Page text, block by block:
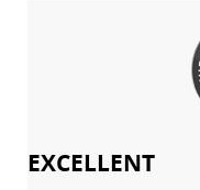
EXCELLENT